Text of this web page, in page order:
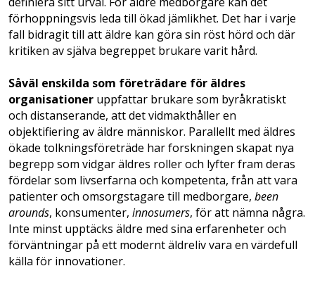
förhoppningsvis leda till ökad jämlikhet. Det har i varje
fall bidragit till att äldre kan göra sin röst hörd och där
kritiken av själva begreppet brukare varit hård.
Såväl enskilda som företrädare för äldres
organisationer uppfattar brukare som byråkratiskt
och distanserande, att det vidmakthåller en
objektifiering av äldre människor. Parallellt med äldres
ökade tolkningsföreträde har forskningen skapat nya
begrepp som vidgar äldres roller och lyfter fram deras
fördelar som livserfarna och kompetenta, från att vara
patienter och omsorgstagare till medborgare, been
arounds, konsumenter, innosumers, för att nämna några.
Inte minst upptäcks äldre med sina erfarenheter och
förväntningar på ett modernt äldreliv vara en värdefull
källa för innovationer.